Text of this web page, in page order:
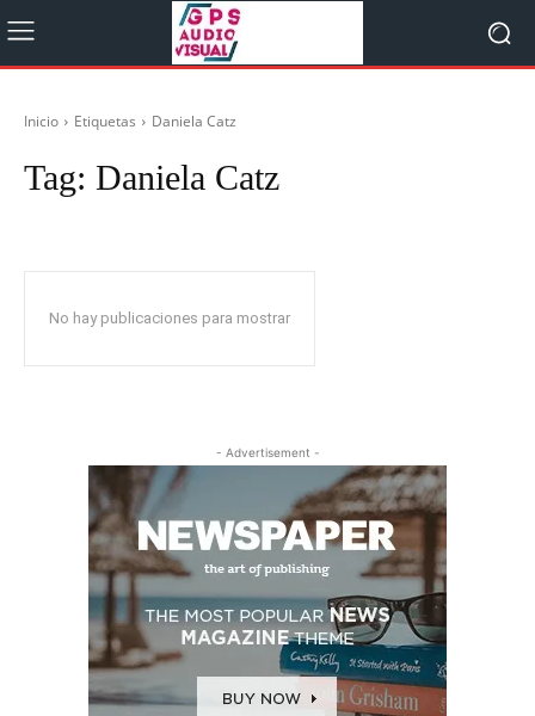
Inicio Etiquetas Daniela Catz
Tag: Daniela Catz
No hay publicaciones para mostrar
- Advertisement -